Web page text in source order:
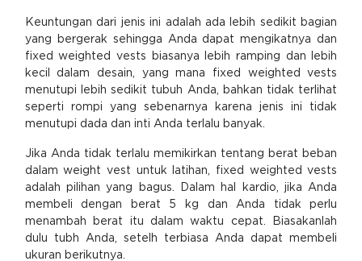
Keuntungan dari jenis ini adalah ada lebih sedikit bagian
yang bergerak sehingga Anda dapat mengikatnya dan
fixed weighted vests biasanya lebih ramping dan lebih
kecil dalam desain, yang mana fixed weighted vests
menutupi lebih sedikit tubuh Anda, bahkan tidak terlihat
seperti rompi yang sebenarnya karena jenis ini tidak
menutupi dada dan inti Anda terlalu banyak.
Jika Anda tidak terlalu memikirkan tentang berat beban
dalam weight vest untuk latihan, fixed weighted vests
adalah pilihan yang bagus. Dalam hal kardio, jika Anda
membeli dengan berat 5 kg dan Anda tidak perlu
menambah berat itu dalam waktu cepat. Biasakanlah
dulu tubh Anda, setelh terbiasa Anda dapat membeli
ukuran berikutnya.